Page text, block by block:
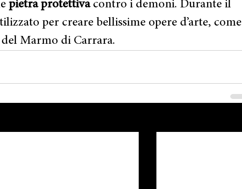
pietra protettiva contro i demoni. Durante il
per creare bellissime opere d’arte, come
Marmo di Carrara.